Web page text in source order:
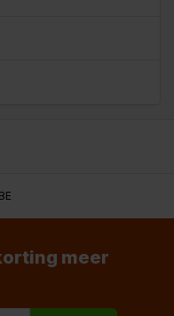
meer